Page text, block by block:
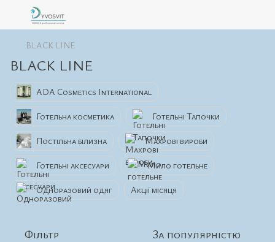
BLACK LINE
BLACK LINE
ADA Cosmetics International
Готельна косметика Готельні Тапочки
Постільна білизна Махрові вироби
Готельні аксесуари Мило готельне
Одноразовий одяг Акції місяця
Фільтр За популярністю